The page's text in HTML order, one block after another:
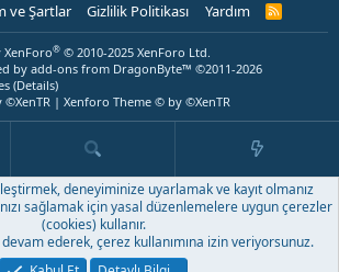
ve Şartlar Gizlilik Politikası Yardım
R
® © 2010-2025 XenForo Ltd.
by add-ons from DragonByte™ ©2011-2026
(Details)
©XenTR | Xenforo Theme © by ©XenTR
deneyiminize uyarlamak ve kayıt olmanız
sağlamak için yasal düzenlemelere uygun çerezler
(cookies) kullanır.
ederek, çerez kullanımına izin veriyorsunuz.